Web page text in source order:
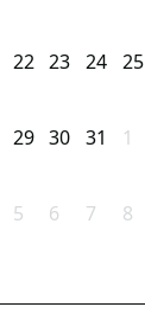
22 23 24 25
29 30 31 1
5 6 7 8